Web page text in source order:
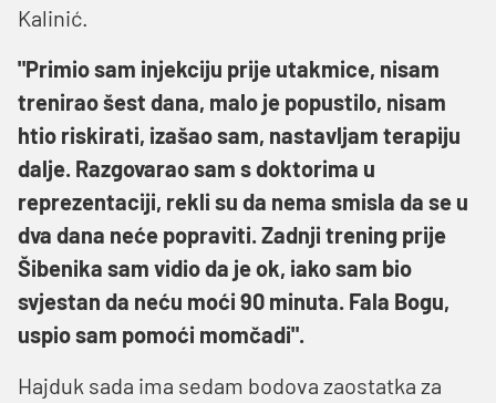
Kalinić.
"Primio sam injekciju prije utakmice, nisam
trenirao šest dana, malo je popustilo, nisam
htio riskirati, izašao sam, nastavljam terapiju
dalje. Razgovarao sam s doktorima u
reprezentaciji, rekli su da nema smisla da se u
dva dana neće popraviti. Zadnji trening prije
Šibenika sam vidio da je ok, iako sam bio
svjestan da neću moći 90 minuta. Fala Bogu,
uspio sam pomoći momčadi".
Hajduk sada ima sedam bodova zaostatka za